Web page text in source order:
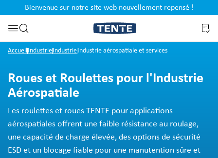
Passer à la recherche
Bienvenue sur notre site web nouvellement repensé !
AccueilIndustrieIndustrieIndustrie aérospatiale et services
Roues et Roulettes pour l'Industrie
Aérospatiale
Les roulettes et roues TENTE pour applications
aérospatiales offrent une faible résistance au roulage,
une capacité de charge élevée, des options de sécurité
ESD et un blocage fiable pour une manutention sûre et